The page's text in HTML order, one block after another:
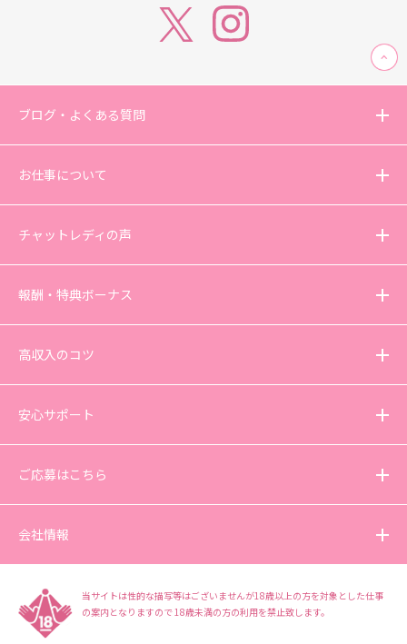
ブログ・よくある質問
お仕事について
チャットレディの声
報酬・特典ボーナス
高収入のコツ
安心サポート
ご応募はこちら
会社情報
当サイトは性的な描写等はございませんが18歳以上の方を対象とした仕事
の案内となりますので18歳未満の方の利用を禁止致します。